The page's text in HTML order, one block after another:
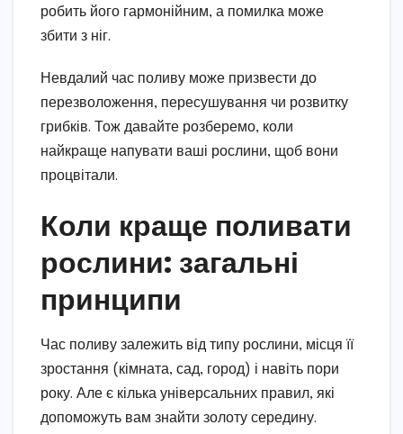
робить його гармонійним, а помилка може
збити з ніг.
Невдалий час поливу може призвести до
перезволоження, пересушування чи розвитку
грибків. Тож давайте розберемо, коли
найкраще напувати ваші рослини, щоб вони
процвітали.
Коли краще поливати
рослини: загальні
принципи
Час поливу залежить від типу рослини, місця її
зростання (кімната, сад, город) і навіть пори
року. Але є кілька універсальних правил, які
допоможуть вам знайти золоту середину.